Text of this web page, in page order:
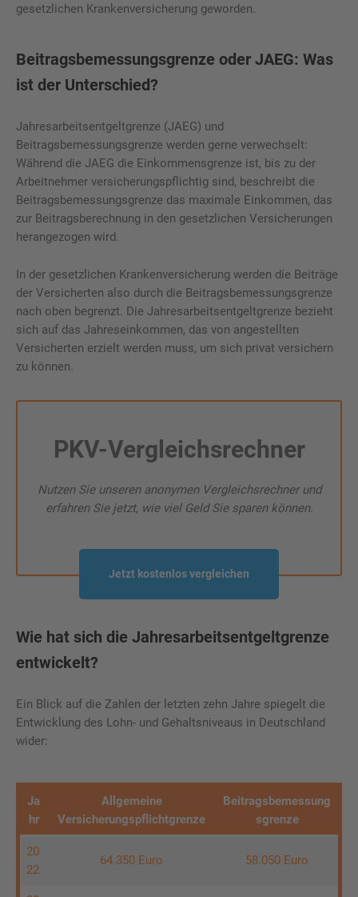
gesetzlichen Krankenversicherung geworden.
Beitragsbemessungsgrenze oder JAEG: Was
ist der Unterschied?
Jahresarbeitsentgeltgrenze (JAEG) und
Beitragsbemessungsgrenze werden gerne verwechselt:
Während die JAEG die Einkommensgrenze ist, bis zu der
Arbeitnehmer versicherungspflichtig sind, beschreibt die
Beitragsbemessungsgrenze das maximale Einkommen, das
zur Beitragsberechnung in den gesetzlichen Versicherungen
herangezogen wird.
In der gesetzlichen Krankenversicherung werden die Beiträge
der Versicherten also durch die Beitragsbemessungsgrenze
nach oben begrenzt. Die Jahresarbeitsentgeltgrenze bezieht
sich auf das Jahreseinkommen, das von angestellten
Versicherten erzielt werden muss, um sich privat versichern
zu können.
PKV-Vergleichsrechner
Nutzen Sie unseren anonymen Vergleichsrechner und
erfahren Sie jetzt, wie viel Geld Sie sparen können.
Jetzt kostenlos vergleichen
Wie hat sich die Jahresarbeitsentgeltgrenze
entwickelt?
Ein Blick auf die Zahlen der letzten zehn Jahre spiegelt die
Entwicklung des Lohn- und Gehaltsniveaus in Deutschland
wider:
Ja
hr
Allgemeine
Versicherungspflichtgrenze
Beitragsbemessung
sgrenze
20
22
64.350 Euro 58.050 Euro